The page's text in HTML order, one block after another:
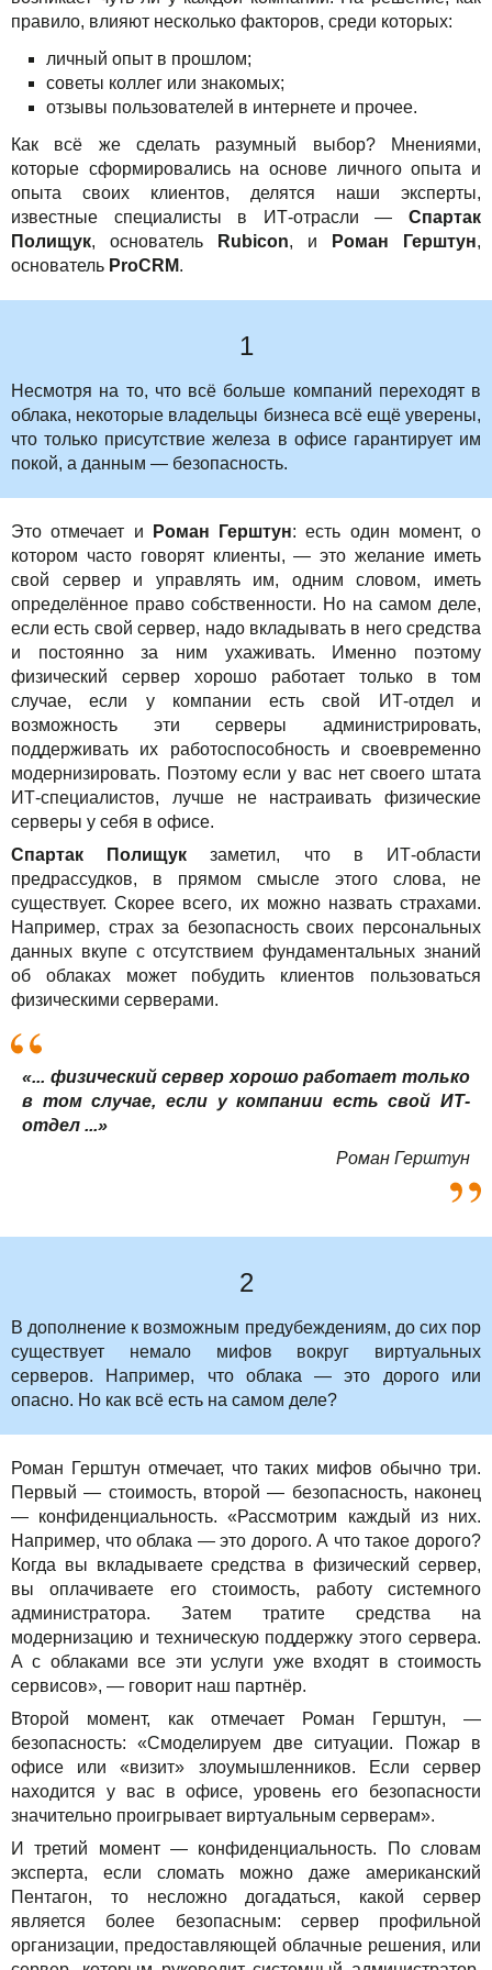
Акции
правило, влияют несколько факторов, среди которых:
личный опыт в прошлом;
советы коллег или знакомых;
отзывы пользователей в интернете и прочее.
Как всё же сделать разумный выбор? Мнениями,
которые сформировались на основе личного опыта и
опыта своих клиентов, делятся наши эксперты,
известные специалисты в ИТ-отрасли — Спартак
Полищук, основатель Rubicon, и Роман Герштун,
основатель ProCRM.
1
Несмотря на то, что всё больше компаний переходят в
облака, некоторые владельцы бизнеса всё ещё уверены,
что только присутствие железа в офисе гарантирует им
покой, а данным — безопасность.
Это отмечает и Роман Герштун: есть один момент, о
котором часто говорят клиенты, — это желание иметь
свой сервер и управлять им, одним словом, иметь
определённое право собственности. Но на самом деле,
если есть свой сервер, надо вкладывать в него средства
и постоянно за ним ухаживать. Именно поэтому
физический сервер хорошо работает только в том
случае, если у компании есть свой ИТ-отдел и
возможность эти серверы администрировать,
поддерживать их работоспособность и своевременно
модернизировать. Поэтому если у вас нет своего штата
ИТ-специалистов, лучше не настраивать физические
серверы у себя в офисе.
Спартак Полищук заметил, что в ИТ-области
предрассудков, в прямом смысле этого слова, не
существует. Скорее всего, их можно назвать страхами.
Например, страх за безопасность своих персональных
данных вкупе с отсутствием фундаментальных знаний
об облаках может побудить клиентов пользоваться
физическими серверами.
«... физический сервер хорошо работает только
в том случае, если у компании есть свой ИТ-
отдел ...»
Роман Герштун
2
В дополнение к возможным предубеждениям, до сих пор
существует немало мифов вокруг виртуальных
серверов. Например, что облака — это дорого или
опасно. Но как всё есть на самом деле?
Роман Герштун отмечает, что таких мифов обычно три.
Первый — стоимость, второй — безопасность, наконец
— конфиденциальность. «Рассмотрим каждый из них.
Например, что облака — это дорого. А что такое дорого?
Когда вы вкладываете средства в физический сервер,
вы оплачиваете его стоимость, работу системного
администратора. Затем тратите средства на
модернизацию и техническую поддержку этого сервера.
А с облаками все эти услуги уже входят в стоимость
сервисов», — говорит наш партнёр.
Второй момент, как отмечает Роман Герштун, —
безопасность: «Смоделируем две ситуации. Пожар в
офисе или «визит» злоумышленников. Если сервер
находится у вас в офисе, уровень его безопасности
значительно проигрывает виртуальным серверам».
И третий момент — конфиденциальность. По словам
эксперта, если сломать можно даже американский
Пентагон, то несложно догадаться, какой сервер
является более безопасным: сервер профильной
организации, предоставляющей облачные решения, или